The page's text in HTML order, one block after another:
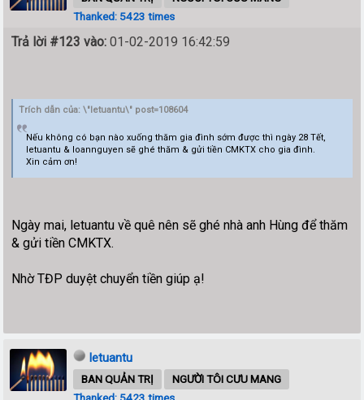
Thanked: 5423 times
Trả lời #123 vào: 01-02-2019 16:42:59
Trích dẫn của: \"letuantu\" post=108604
Nếu không có bạn nào xuống thăm gia đình sớm được thì ngày 28 Tết,
letuantu & loannguyen sẽ ghé thăm & gửi tiền CMKTX cho gia đình.
Xin cảm ơn!
Ngày mai, letuantu về quê nên sẽ ghé nhà anh Hùng để thăm
& gửi tiền CMKTX.
Nhờ TĐP duyệt chuyển tiền giúp ạ!
letuantu
BAN QUẢN TRỊ
NGƯỜI TÔI CƯU MANG
Thanked: 5423 times